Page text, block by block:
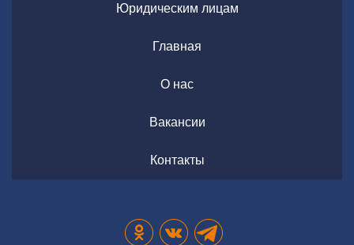
Юридическим лицам
Главная
О нас
Вакансии
Контакты